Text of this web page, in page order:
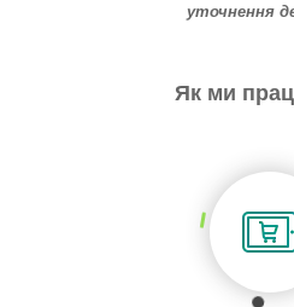
уточнення
Як ми